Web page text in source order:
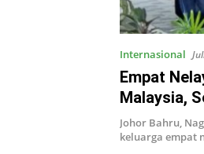
Internasional
Empat
Malaysia,
Langgar
Johor Bahru,
keluarga empat